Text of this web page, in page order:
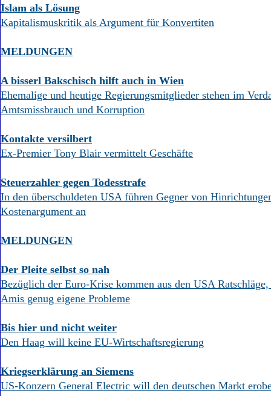
Islam als Lösung
Kapitalismuskritik als Argument für Konvertiten
MELDUNGEN
A bisserl Bakschisch hilft auch in Wien
Ehemalige und heutige Regierungsmitglieder stehen im
Amtsmissbrauch und Korruption
Kontakte versilbert
Ex-Premier Tony Blair vermittelt Geschäfte
Steuerzahler gegen Todesstrafe
In den überschuldeten USA führen Gegner von
Kostenargument an
MELDUNGEN
Der Pleite selbst so nah
Bezüglich der Euro-Krise kommen aus den USA Ratschläge,
Amis genug eigene Probleme
Bis hier und nicht weiter
Den Haag will keine EU-Wirtschaftsregierung
Kriegserklärung an Siemens
US-Konzern General Electric will den deutschen Markt